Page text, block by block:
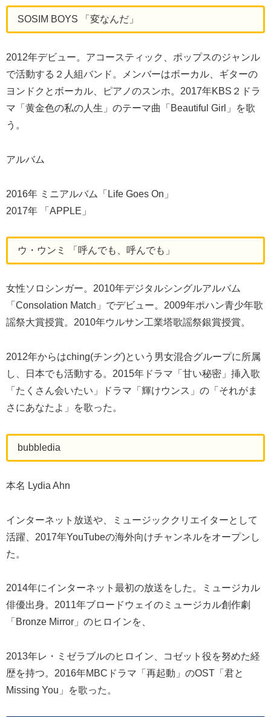
SOSIM BOYS 「変なんだ」
2012年デビュー。アコースティック、ポップスのジャンル
で活動する２人組バンド。メンバーはボーカル、ギターの
ヨンドクとボーカル、ピアノのスンホ。2017年KBS２ドラ
マ「黄金色の私の人生」のテーマ曲「Beautiful Girl」を歌
う。
アルバム
2016年 ミニアルバム「Life Goes On」
2017年 「APPLE」
ウ・ウンミ 「呼んでも、呼んでも」
女性ソロシンガー。2010年デジタルシングルアルバム
「Consolation Match」でデビュー。2009年ポハン青少年歌
謡祭大賞授賞。2010年ウルサン工業塔歌謡祭銀賞授賞。
2012年からはching(チング)という男女混合グループに所属
し、日本でも活動する。2015年ドラマ「甘い秘密」挿入歌
「たくさん会いたい」ドラマ「輝けウンス」の「それがま
さにあなたよ」を歌った。
bubbledia
本名 Lydia Ahn
インターネット放送や、ミュージッククリエイターとして
活躍、2017年YouTubeの海外向けチャンネルをオープンし
た。
2014年にインターネット最初の放送をした。ミュージカル
俳優出身。2011年ブロードウェイのミュージカル創作劇
「Bronze Mirror」のヒロインを、
2013年レ・ミゼラブルのヒロイン、コゼット役を努めた経
歴を持つ。2016年MBCドラマ「再起動」のOST「君と
Missing You」を歌った。